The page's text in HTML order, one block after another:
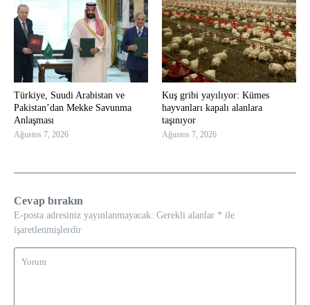
Türkiye, Suudi Arabistan ve
Pakistan’dan Mekke Savunma
Anlaşması
Ağustos 7, 2026
Kuş gribi yayılıyor: Kümes
hayvanları kapalı alanlara
taşınıyor
Ağustos 7, 2026
Cevap bırakın
E-posta adresiniz yayınlanmayacak. Gerekli alanlar * ile
işaretlenmişlerdir